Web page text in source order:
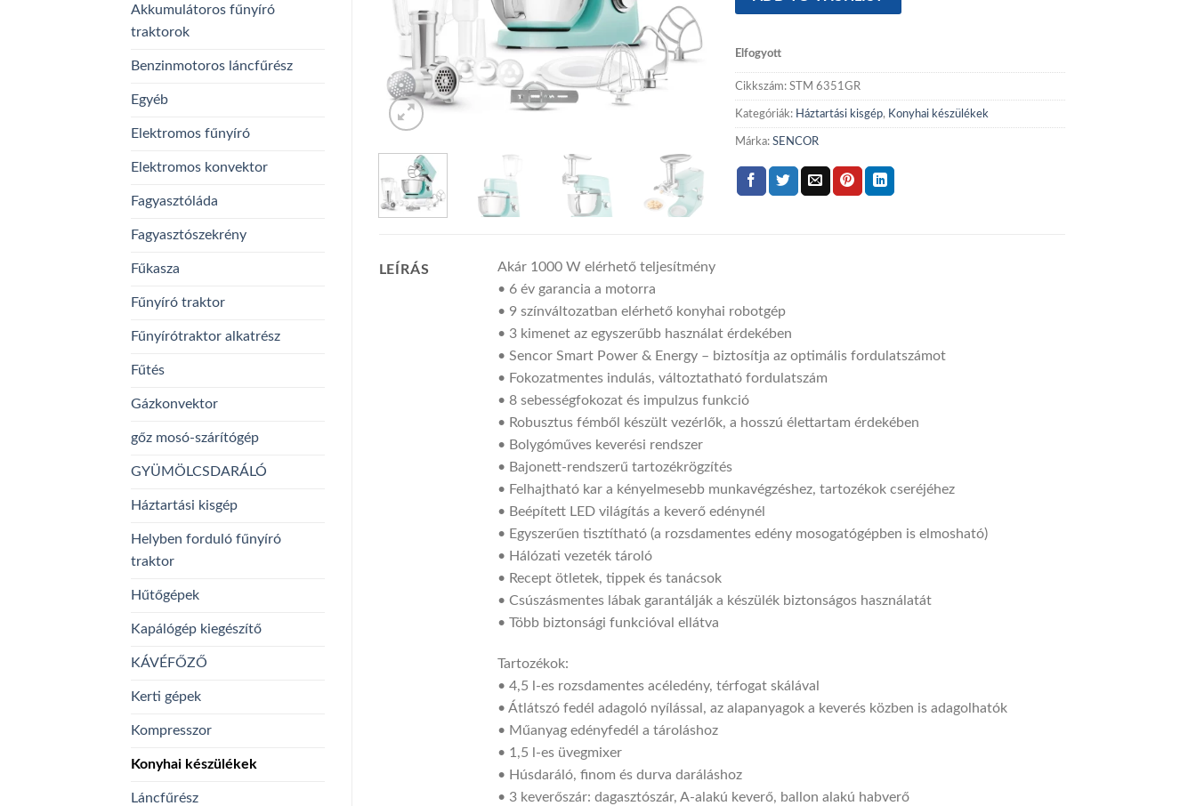
Akkumulátoros fűnyíró
traktorok
Benzinmotoros láncfűrész
Egyéb
Elektromos fűnyíró
Elektromos konvektor
Fagyasztóláda
Fagyasztószekrény
Fűkasza
Fűnyíró traktor
Fűnyírótraktor alkatrész
Fűtés
Gázkonvektor
gőz mosó-szárítógép
GYÜMÖLCSDARÁLÓ
Háztartási kisgép
Helyben forduló fűnyíró
traktor
Hűtőgépek
Kapálógép kiegészítő
KÁVÉFŐZŐ
Kerti gépek
Kompresszor
Konyhai készülékek
Láncfűrész
Elfogyott
Cikkszám:STM 6351GR
Kategóriák: Háztartási kisgép, Konyhai készülékek
Márka:SENCOR
LEÍRÁS
Akár 1000 W elérhető teljesítmény
• 6 év garancia a motorra
• 9 színváltozatban elérhető konyhai robotgép
• 3 kimenet az egyszerűbb használat érdekében
• Sencor Smart Power & Energy – biztosítja az optimális fordulatszámot
• Fokozatmentes indulás, változtatható fordulatszám
• 8 sebességfokozat és impulzus funkció
• Robusztus fémből készült vezérlők, a hosszú élettartam érdekében
• Bolygóműves keverési rendszer
• Bajonett-rendszerű tartozékrögzítés
• Felhajtható kar a kényelmesebb munkavégzéshez, tartozékok cseréjéhez
• Beépített LED világítás a keverő edénynél
• Egyszerűen tisztítható (a rozsdamentes edény mosogatógépben is elmosható)
• Hálózati vezeték tároló
• Recept ötletek, tippek és tanácsok
• Csúszásmentes lábak garantálják a készülék biztonságos használatát
• Több biztonsági funkcióval ellátva
Tartozékok:
• 4,5 l-es rozsdamentes acéledény, térfogat skálával
• Átlátszó fedél adagoló nyílással, az alapanyagok a keverés közben is adagolhatók
• Műanyag edényfedél a tároláshoz
• 1,5 l-es üvegmixer
• Húsdaráló, finom és durva daráláshoz
• 3 keverőszár: dagasztószár, A-alakú keverő, ballon alakú habverő